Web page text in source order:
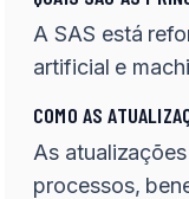
A SAS está
artificial e
COMO AS
As
processos,